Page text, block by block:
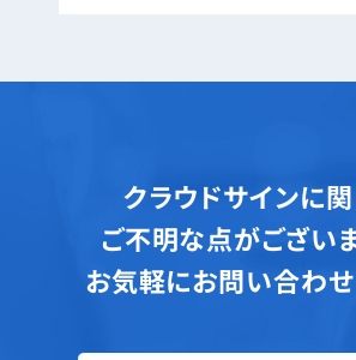
クラウドサインに関
ご不明な点がござい
お気軽にお問い合わせ